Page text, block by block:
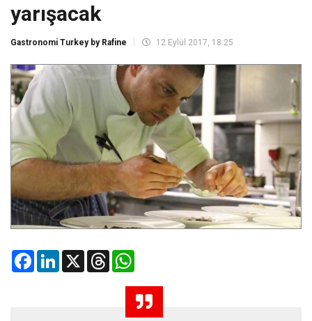
yarışacak
Gastronomi Turkey by Rafine 12 Eylül 2017, 18:25
FacebookLinkedIn
X Threads